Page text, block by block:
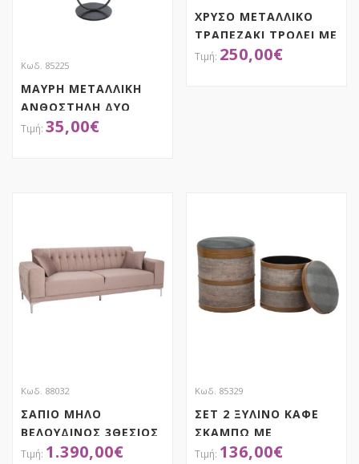
Κωδ. 85225
ΜΑΥΡΗ ΜΕΤΑΛΛΙΚΗ
ΑΝΘΟΣΤΗΛΗ ΔΥΟ
ΕΠΙΠΕΔΩΝ
35,00€
ΧΡΥΣΟ ΜΕΤΑΛΛΙΚΟ
ΤΡΑΠΕΖΑΚΙ ΤΡΟΛΕΙ ΜΕ
3 ΕΠΙΠΕΔΑ ΜΕ
250,00€
Κωδ. 88032
ΣΑΠΙΟ ΜΗΛΟ
ΒΕΛΟΥΔΙΝΟΣ 3ΘΕΣΙΟΣ
ΚΑΝΑΠΕΣ ΜΕ ΑΣΗΜΙ
1.390,00€
Κωδ. 85329
ΣΕΤ 2 ΞΥΛΙΝΟ ΚΑΦΕ
ΣΚΑΜΠΩ ΜΕ
ΔΕΡΜΑΤΙΝΟ ΓΚΡΙ
136,00€